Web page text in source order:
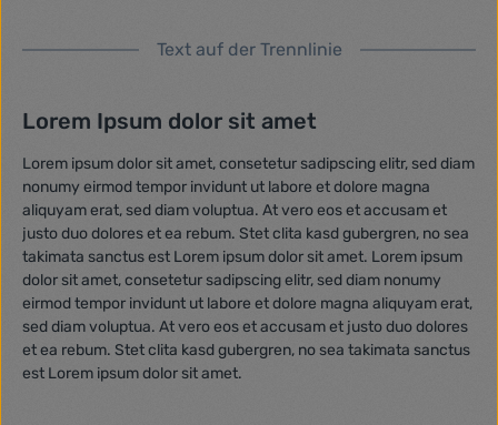
Text auf der Trennlinie
Lorem Ipsum dolor sit amet
Lorem ipsum dolor sit amet, consetetur sadipscing elitr, sed diam
nonumy eirmod tempor invidunt ut labore et dolore magna
aliquyam erat, sed diam voluptua. At vero eos et accusam et
justo duo dolores et ea rebum. Stet clita kasd gubergren, no sea
takimata sanctus est Lorem ipsum dolor sit amet. Lorem ipsum
dolor sit amet, consetetur sadipscing elitr, sed diam nonumy
eirmod tempor invidunt ut labore et dolore magna aliquyam erat,
sed diam voluptua. At vero eos et accusam et justo duo dolores
et ea rebum. Stet clita kasd gubergren, no sea takimata sanctus
est Lorem ipsum dolor sit amet.